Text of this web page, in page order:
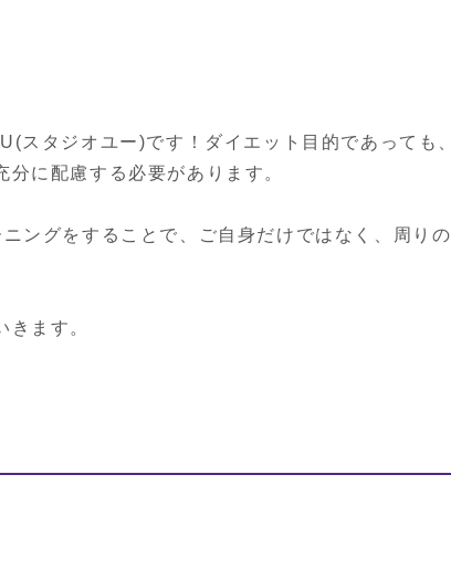
タジオユー)です！ダイエット目的であっても、
に配慮する必要があります。
ングをすることで、ご自身だけではなく、周りの
ます。